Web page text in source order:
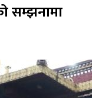
सम्झनामा